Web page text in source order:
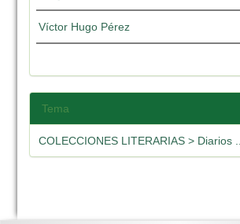
Víctor Hugo Pérez
Tema
COLECCIONES LITERARIAS > Diarios ...